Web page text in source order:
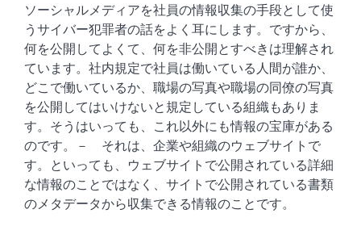
ソーシャルメディアを社員の情報収集の手段として使
うサイバー犯罪者の話をよく耳にします。ですから、
何を公開してよくて、何を非公開とすべきは理解され
ています。社内規定で社員は働いている人間が誰か、
どこで働いているか、職場の写真や職場の同僚の写真
を公開してはいけないと規定している組織もありま
す。そうはいっても、これ以外にも情報の宝庫がある
のです。－ それは、企業や組織のウェブサイトで
す。といっても、ウェブサイトで公開されている詳細
な情報のことではなく、サイトで公開されている書類
のメタデータから収集できる情報のことです。